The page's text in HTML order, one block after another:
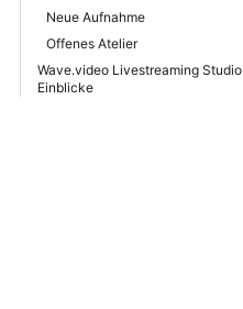
Neue Aufnahme
Offenes Atelier
Wave.video Livestreaming Studio
Einblicke